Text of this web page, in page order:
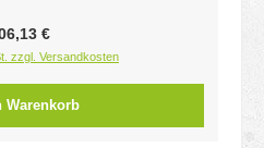
Preis:
€
zzgl. Versandkosten
Warenkorb